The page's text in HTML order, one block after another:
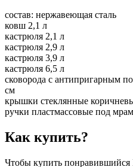
состав: нержавеющая сталь
ковш 2,1 л
кастрюля 2,1 л
кастрюля 2,9 л
кастрюля 3,9 л
кастрюля 6,5 л
сковорода с антипригарным
см
крышки стеклянные
ручки пластмассовые под
Как купить?
Чтобы купить понравившийся